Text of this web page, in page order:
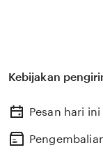
Situs
menyiapkan
Kebijakan
Pesan hari